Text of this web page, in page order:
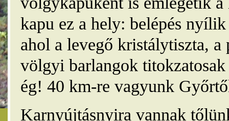
kapu ez a hely: belépés
ahol a levegő kristálytiszta, a
völgyi barlangok
ég! 40 km-re vagyunk
Karnyújtásnyira vannak